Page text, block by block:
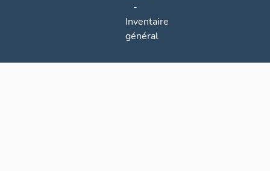
-
Inventaire
général